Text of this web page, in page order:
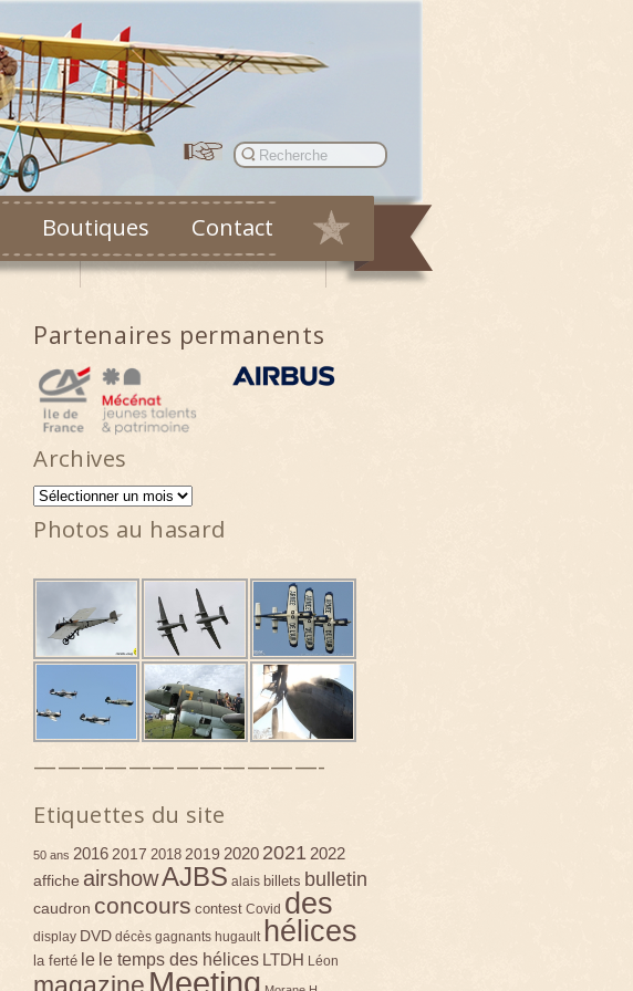
Boutiques Contact
Partenaires permanents
Archives
Archives
Photos au hasard
————————————-
Etiquettes du site
50 ans 2016 2017 2018 2019 2020 2021 2022
affiche airshowAJBS alais billets bulletin
caudron concours contest Covid des
display DVD décès gagnants hugault hélices
la ferté le le temps des hélices LTDH Léon
magazine Meeting